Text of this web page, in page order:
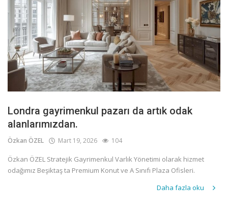
Londra gayrimenkul pazarı da artık odak
alanlarımızdan.
Özkan ÖZEL Mart 19, 2026 104
Özkan ÖZEL Stratejik Gayrimenkul Varlık Yönetimi olarak hizmet
odağımız Beşiktaş ta Premium Konut ve A Sınıfı Plaza Ofisleri.
Daha fazla oku